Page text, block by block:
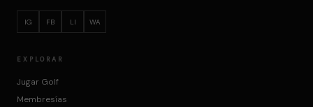
IG FB LI WA
EXPLORAR
Jugar Golf
Membresías